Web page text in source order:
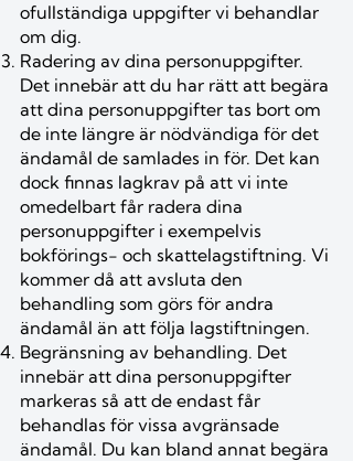
ofullständiga uppgifter vi behandlar
om dig.
Radering av dina personuppgifter.
Det innebär att du har rätt att begära
att dina personuppgifter tas bort om
de inte längre är nödvändiga för det
ändamål de samlades in för. Det kan
dock finnas lagkrav på att vi inte
omedelbart får radera dina
personuppgifter i exempelvis
bokförings- och skattelagstiftning. Vi
kommer då att avsluta den
behandling som görs för andra
ändamål än att följa lagstiftningen.
Begränsning av behandling. Det
innebär att dina personuppgifter
markeras så att de endast får
behandlas för vissa avgränsade
ändamål. Du kan bland annat begära